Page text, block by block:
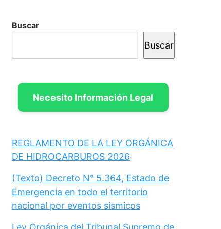
Buscar
Buscar
Necesito Información Legal
REGLAMENTO DE LA LEY ORGÁNICA
DE HIDROCARBUROS 2026
(Texto) Decreto N° 5.364, Estado de
Emergencia en todo el territorio
nacional por eventos sismicos